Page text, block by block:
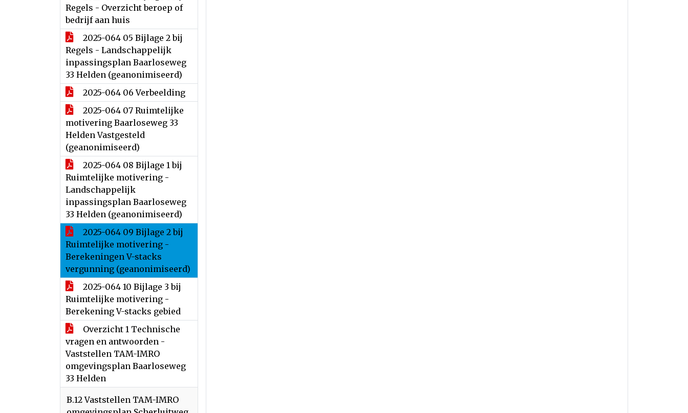
Regels - Overzicht beroep of
bedrijf aan huis
2025-064 05 Bijlage 2 bij
Regels - Landschappelijk
inpassingsplan Baarloseweg
33 Helden (geanonimiseerd)
2025-064 06 Verbeelding
2025-064 07 Ruimtelijke
motivering Baarloseweg 33
Helden Vastgesteld
(geanonimiseerd)
2025-064 08 Bijlage 1 bij
Ruimtelijke motivering -
Landschappelijk
inpassingsplan Baarloseweg
33 Helden (geanonimiseerd)
2025-064 09 Bijlage 2 bij
Ruimtelijke motivering -
Berekeningen V-stacks
vergunning (geanonimiseerd)
2025-064 10 Bijlage 3 bij
Ruimtelijke motivering -
Berekening V-stacks gebied
Overzicht 1 Technische
vragen en antwoorden -
Vaststellen TAM-IMRO
omgevingsplan Baarloseweg
33 Helden
B.12 Vaststellen TAM-IMRO